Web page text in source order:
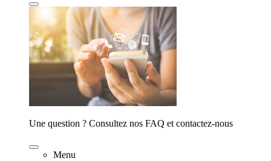
Une question ? Consultez nos FAQ et contactez-nous
Menu